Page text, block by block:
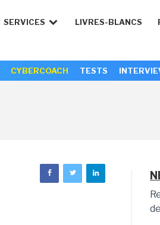
SERVICES LIVRES-BLANCS
CYBERCOACH TESTS